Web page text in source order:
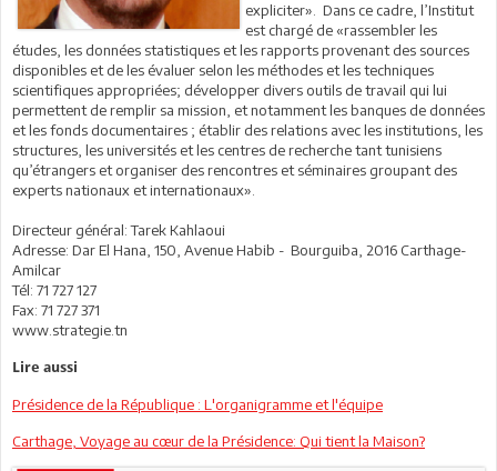
expliciter». Dans ce cadre, l’Institut
est chargé de «rassembler les
études, les données statistiques et les rapports provenant des sources
disponibles et de les évaluer selon les méthodes et les techniques
scientifiques appropriées; développer divers outils de travail qui lui
permettent de remplir sa mission, et notamment les banques de données
et les fonds documentaires ; établir des relations avec les institutions, les
structures, les universités et les centres de recherche tant tunisiens
qu’étrangers et organiser des rencontres et séminaires groupant des
experts nationaux et internationaux».
Directeur général: Tarek Kahlaoui
Adresse: Dar El Hana, 150, Avenue Habib - Bourguiba, 2016 Carthage-
Amilcar
Tél: 71 727 127
Fax: 71 727 371
www.strategie.tn
Lire aussi
Présidence de la République : L'organigramme et l'équipe
Carthage, Voyage au cœur de la Présidence: Qui tient la Maison?